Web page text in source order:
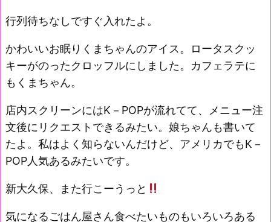
行列待ちなしですぐ入れたよ。
かわいいお眠りくまちゃんのアイス。ロータスクッ
キーがのったクロッフルにしました。カフェラテに
もくまちゃん。
店内スクリーンにはK－POPが流れてて、メニュー注
文後にリクエストできるみたい。娘ちゃんも書いて
たよ。私はよく知らないんだけど、アメリカでもK－
POP人気あるみたいです。
新大久保、また行こーうっと
気になるごはん屋さん食べたいものもいろいろある